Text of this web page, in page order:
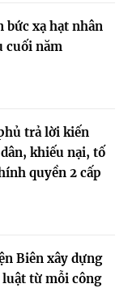
bức xạ hạt nhân
cuối năm
trả lời kiến
khiếu nại, tố
quyền 2 cấp
Biên xây dựng
luật từ mỗi công